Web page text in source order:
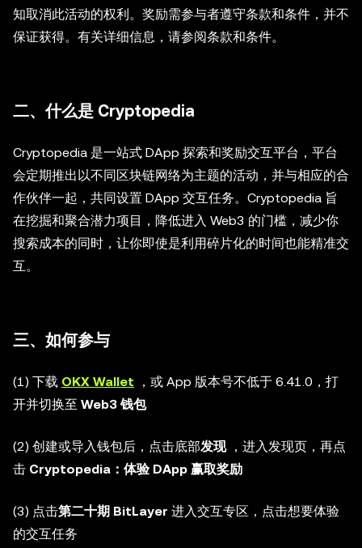
知取消此活动的权利。奖励需参与者遵守条款和条件，并不
保证获得。有关详细信息，请参阅条款和条件。
二、什么是 Cryptopedia
Cryptopedia 是一站式 DApp 探索和奖励交互平台，平台
会定期推出以不同区块链网络为主题的活动，并与相应的合
作伙伴一起，共同设置 DApp 交互任务。Cryptopedia 旨
在挖掘和聚合潜力项目，降低进入 Web3 的门槛，减少你
搜索成本的同时，让你即使是利用碎片化的时间也能精准交
互。
三、如何参与
(1) 下载 OKX Wallet ，或 App 版本号不低于 6.41.0，打
开并切换至 Web3 钱包
(2) 创建或导入钱包后，点击底部发现，进入发现页，再点
击 Cryptopedia：体验 DApp 赢取奖励
(3) 点击第二十期 BitLayer 进入交互专区，点击想要体验
的交互任务